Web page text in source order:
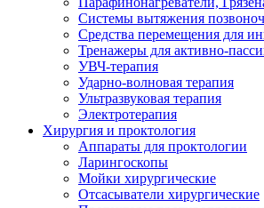
Системы вытяжения
Средства перемещения для
Тренажеры для активно-
УВЧ-терапия
Ударно-волновая терапия
Ультразвуковая терапия
Электротерапия
Хирургия и проктология
Аппараты для проктологии
Ларингоскопы
Мойки хирургические
Отсасыватели хирургические